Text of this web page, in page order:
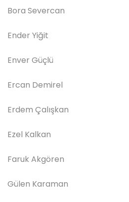
Bora Severcan
Ender Yiğit
Enver Güçlü
Ercan Demirel
Erdem Çalışkan
Ezel Kalkan
Faruk Akgören
Gülen Karaman